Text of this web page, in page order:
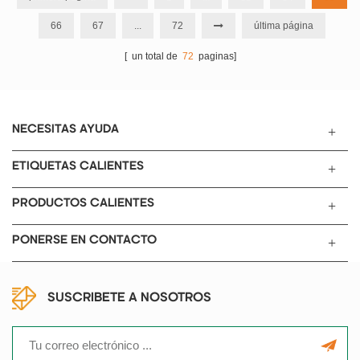
tanques giran alrededor del eje
alrededor de su propio eje para
productos químicos, industria
ligera, medicina, belleza,
otros departamentos.
66 67 ... 72 última página
[ un total de 72 paginas]
NECESITAS AYUDA
ETIQUETAS CALIENTES
PRODUCTOS CALIENTES
PONERSE EN CONTACTO
SUSCRIBETE A NOSOTROS